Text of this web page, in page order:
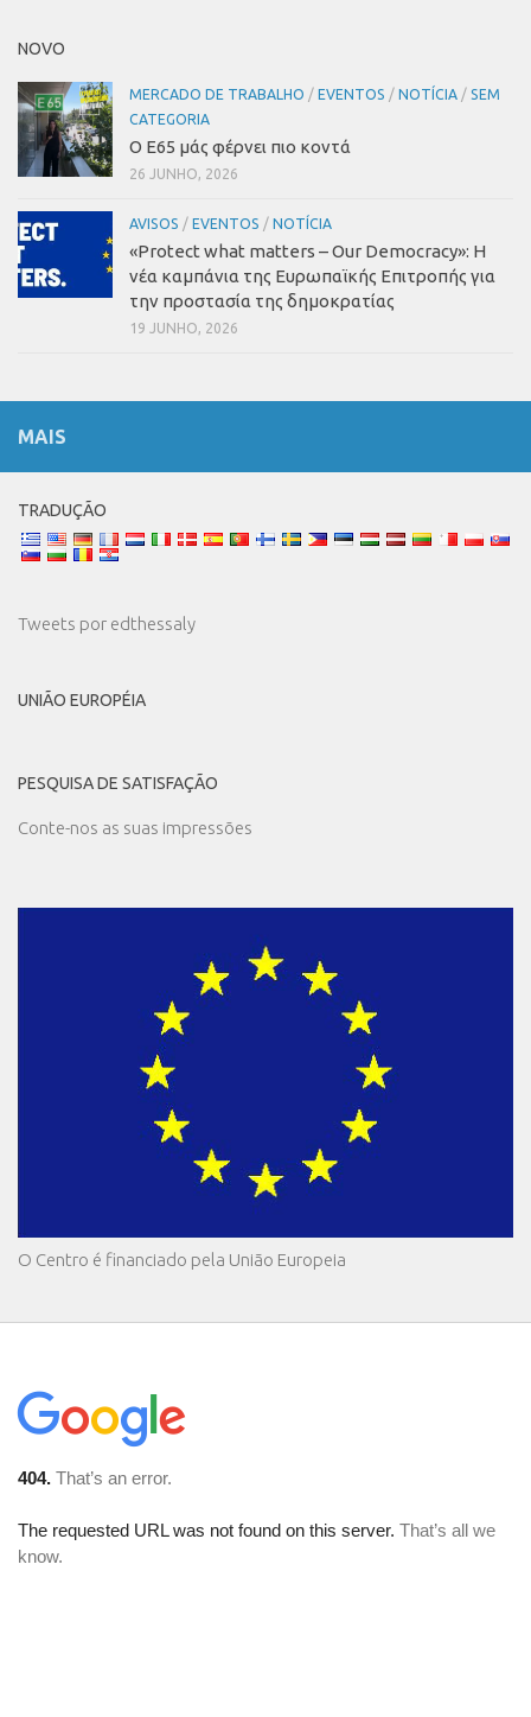
NOVO
MERCADO DE TRABALHO / EVENTOS / NOTÍCIA / SEM
CATEGORIA
Ο Ε65 μάς φέρνει πιο κοντά
26 JUNHO, 2026
AVISOS / EVENTOS / NOTÍCIA
«Protect what matters – Our Democracy»: Η
νέα καμπάνια της Ευρωπαϊκής Επιτροπής για
την προστασία της δημοκρατίας
19 JUNHO, 2026
MAIS
TRADUÇÃO
Tweets por edthessaly
UNIÃO EUROPÉIA
PESQUISA DE SATISFAÇÃO
Conte-nos as suas impressões
O Centro é financiado pela União Europeia